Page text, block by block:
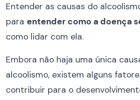
Entender as causas do
para entender como a doença
como lidar com ela.
Embora não haja uma única
alcoolismo, existem alguns
contribuir para o